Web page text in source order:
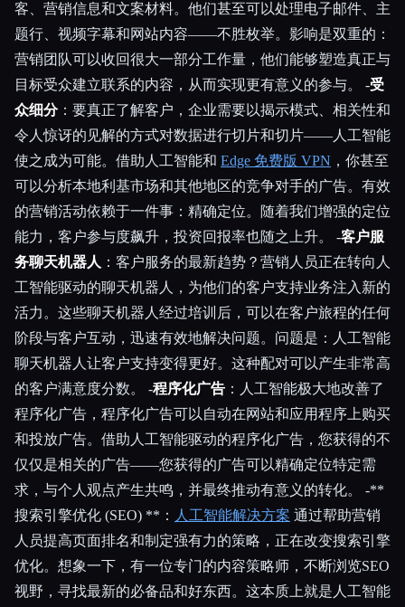
客、营销信息和文案材料。他们甚至可以处理电子邮件、主
题行、视频字幕和网站内容——不胜枚举。影响是双重的：
营销团队可以收回很大一部分工作量，他们能够塑造真正与
目标受众建立联系的内容，从而实现更有意义的参与。 -受
众细分：要真正了解客户，企业需要以揭示模式、相关性和
令人惊讶的见解的方式对数据进行切片和切片——人工智能
使之成为可能。借助人工智能和 Edge 免费版 VPN ，你甚至
可以分析本地利基市场和其他地区的竞争对手的广告。有效
的营销活动依赖于一件事：精确定位。随着我们增强的定位
能力，客户参与度飙升，投资回报率也随之上升。 -客户服
务聊天机器人 ：客户服务的最新趋势？营销人员正在转向人
工智能驱动的聊天机器人，为他们的客户支持业务注入新的
活力。这些聊天机器人经过培训后，可以在客户旅程的任何
阶段与客户互动，迅速有效地解决问题。问题是：人工智能
聊天机器人让客户支持变得更好。这种配对可以产生非常高
的客户满意度分数。 -程序化广告 ：人工智能极大地改善了
程序化广告，程序化广告可以自动在网站和应用程序上购买
和投放广告。借助人工智能驱动的程序化广告，您获得的不
仅仅是相关的广告——您获得的广告可以精确定位特定需
求，与个人观点产生共鸣，并最终推动有意义的转化。 -**
搜索引擎优化 (SEO) **： 人工智能解决方案 通过帮助营销
人员提高页面排名和制定强有力的策略，正在改变搜索引擎
优化。想象一下，有一位专门的内容策略师，不断浏览SEO
视野，寻找最新的必备品和好东西。这本质上就是人工智能